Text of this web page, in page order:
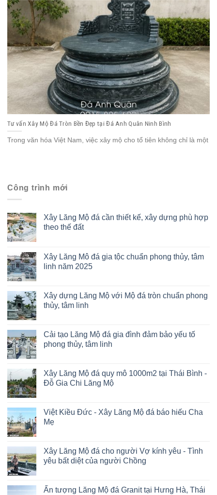
Tư vấn Xây Mộ Đá Tròn Bền Đẹp tại Đá Anh Quân Ninh Bình
Trong văn hóa Việt Nam, việc xây mộ cho tổ tiên không chỉ là một
Công trình mới
Xây Lăng Mộ đá cần thiết kế, xây dựng phù hợp
theo thế đất
Xây Lăng Mô đá gia tộc chuẩn phong thủy, tâm
linh năm 2025
Xây dựng Lăng Mộ với Mộ đá tròn chuẩn phong
thủy, tâm linh
Cải tạo Lăng Mộ đá gia đình đảm bảo yếu tố
phong thủy, tâm linh
Xây Lăng Mộ đá quy mô 1000m2 tại Thái Bình -
Đỗ Gia Chi Lăng Mộ
Việt Kiều Đức - Xây Lăng Mộ đá báo hiếu Cha
Mẹ
Xây Lăng Mộ đá cho người Vợ kính yêu - Tình
yêu bất diệt của người Chồng
Ấn tượng Lăng Mộ đá Granit tại Hưng Hà, Thái